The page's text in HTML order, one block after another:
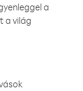
a
a világ